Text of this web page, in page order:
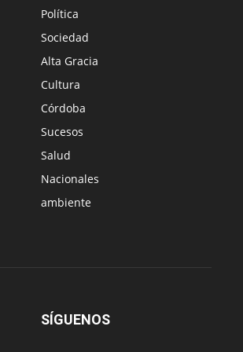
Política
Sociedad
Alta Gracia
Cultura
Córdoba
Sucesos
Salud
Nacionales
ambiente
SÍGUENOS